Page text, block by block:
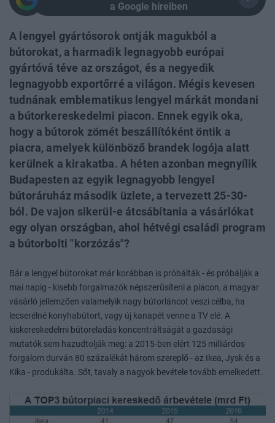
a Google híreiben
A lengyel gyártósorok ontják magukból a
bútorokat, a harmadik legnagyobb európai
gyártóvá téve az országot, és a negyedik
legnagyobb exportőrré a világon. Mégis kevesen
tudnának emblematikus lengyel márkát mondani
a bútorkereskedelmi piacon. Ennek egyik oka,
hogy a bútorok zömét beszállítóként öntik a
piacra, amelyek különböző brandek logója alatt
kerülnek a kirakatba. A héten azonban megnyílik
Budapesten az egyik legnagyobb lengyel
bútoráruház második üzlete, a tervezett 25-30-
ból. De vajon sikerül-e átcsábítania a vásárlókat
egy olyan országban, ahol hétvégi családi program
a bútorbolti "korzózás"?
Bár a lengyel bútorokat már korábban is próbálták - és próbálják a
mai napig - kisebb forgalmazók népszerűsíteni a piacon, a magyar
vásárló jellemzően valamelyik nagy bútorláncot veszi célba, ha
lecserélné konyhabútort, vagy új kanapét venne a TV elé. A
kiskereskedelmi bútoreladás koncentráltságát a gazdasági
mutatók sem hazudtolják meg: a 2015-ben elért 125 milliárdos
forgalom durván 80 százalékát három szereplő - az Ikea, Jysk és a
Kika - produkálta. Sőt, tavaly a nagyok bevétele tovább emelkedett.